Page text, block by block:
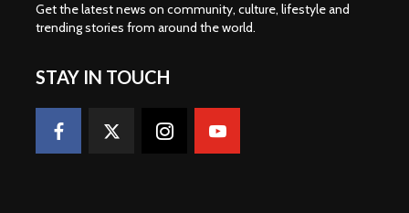
Get the latest news on community, culture, lifestyle and
trending stories from around the world.
STAY IN TOUCH